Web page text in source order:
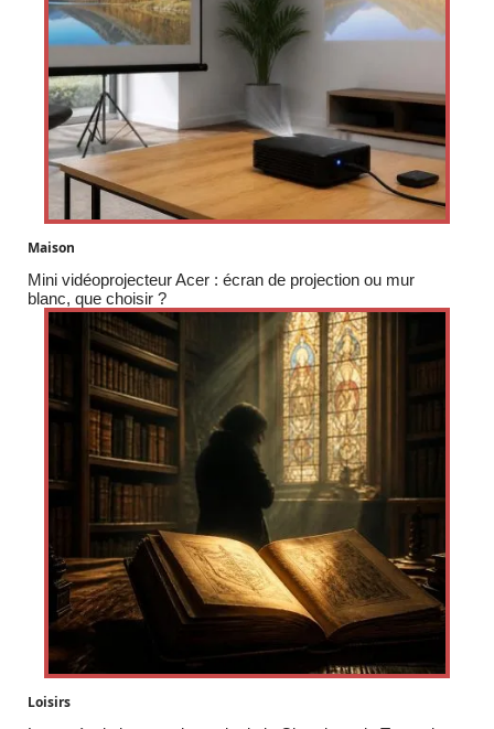
Maison
Mini vidéoprojecteur Acer : écran de projection ou mur
blanc, que choisir ?
Loisirs